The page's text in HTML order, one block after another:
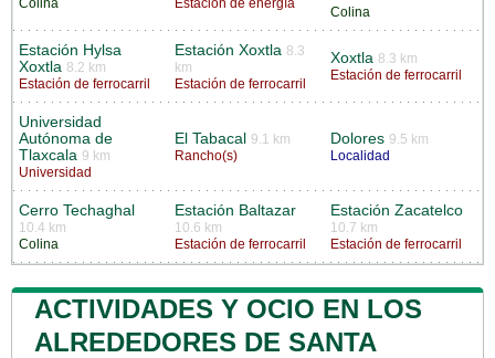
Colina
Estación de energía
Colina
Estación Hylsa
Xoxtla 8.2 km
Estación de ferrocarril
Estación Xoxtla 8.3
km
Estación de ferrocarril
Xoxtla 8.3 km
Estación de ferrocarril
Universidad
Autónoma de
Tlaxcala 9 km
Universidad
El Tabacal
9.1 km
Rancho(s)
Dolores 9.5 km
Localidad
Cerro Techaghal
10.4 km
Colina
Estación Baltazar
10.6 km
Estación de ferrocarril
Estación Zacatelco
10.7 km
Estación de ferrocarril
ACTIVIDADES Y OCIO EN LOS
ALREDEDORES DE SANTA